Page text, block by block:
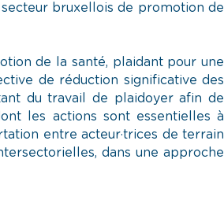
bruxellois de promotion de
de la santé, plaidant pour une
de réduction significative des
du travail de plaidoyer afin de
les actions sont essentielles à
entre acteur·trices de terrain
dans une approche